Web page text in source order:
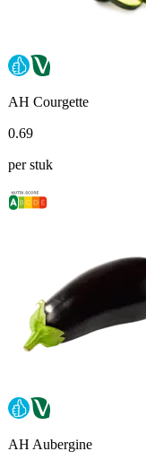
AH Courgette
0.69
per stuk
AH Aubergine